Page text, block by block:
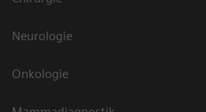
Neurologie
Onkologie